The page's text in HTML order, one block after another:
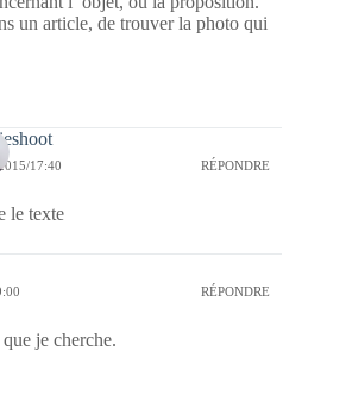
un article, de trouver la photo qui
17:40 RÉPONDRE
le texte
RÉPONDRE
je cherche.